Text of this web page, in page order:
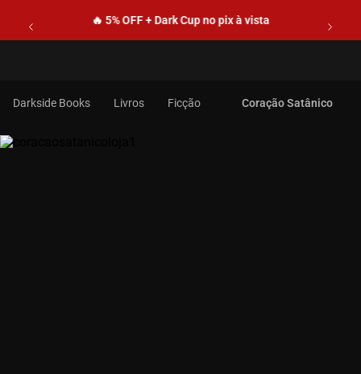
🔥 5% OFF + Dark Cup no pix à vista
Livros Ficção Coração Satânico